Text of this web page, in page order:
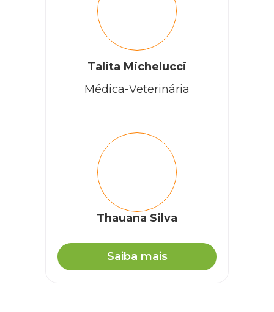
Talita Michelucci
Médica-Veterinária
Thauana Silva
Saiba mais